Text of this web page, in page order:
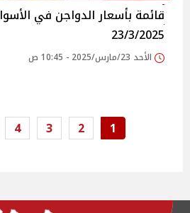
23/3/2025
الأحد 23/مارس/2025 - 10:45 ص
1
2
3
4